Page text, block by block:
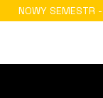
NOWY SEMESTR